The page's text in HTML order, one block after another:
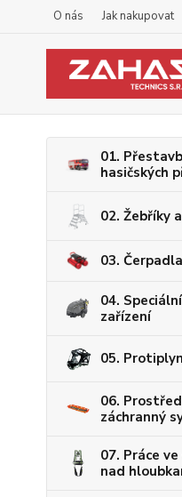
O nás Jak nakupovat
01.
hasičských
02. Žebříky
03.
04.
zařízení
05.
06.
záchranný
07. Práce
nad